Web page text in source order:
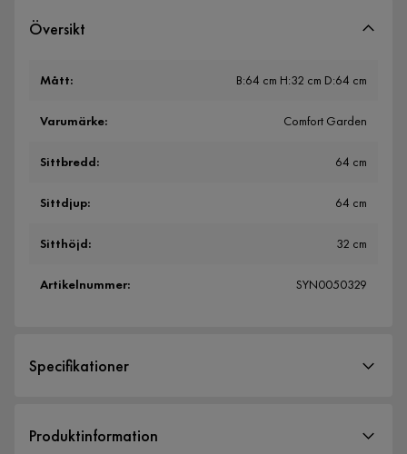
Översikt
Mått: B:64 cm H:32 cm D:64 cm
Varumärke: Comfort Garden
Sittbredd: 64 cm
Sittdjup: 64 cm
Sitthöjd: 32 cm
Artikelnummer: SYN0050329
Specifikationer
Storlek
Produktinformation